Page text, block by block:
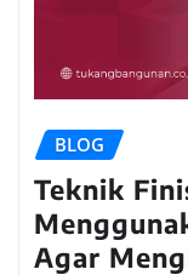
BLOG
Teknik
Agar